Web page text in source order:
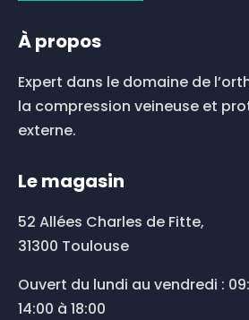
du
À propos
Expert dans le domaine de
la compression veineuse et
externe.
Le magasin
52 Allées Charles de Fitte,
31300 Toulouse
Ouvert du lundi au vendredi :
14:00 à 18:00